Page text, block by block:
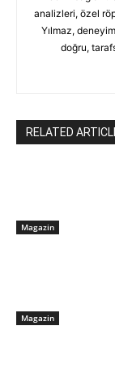
analizleri, özel
Yılmaz,
doğru,
RELATED
Magazin
Magazin